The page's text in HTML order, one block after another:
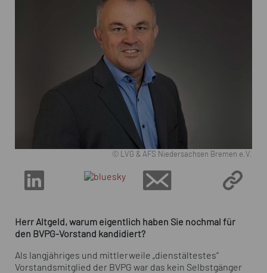
© LVG & AFS Niedersachsen Bremen e.V.
Herr Altgeld, warum eigentlich haben Sie nochmal für
den BVPG-Vorstand kandidiert?
Als langjähriges und mittlerweile „dienstältestes“
Vorstandsmitglied der BVPG war das kein Selbstgänger